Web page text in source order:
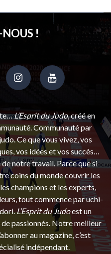
!
L’Esprit du Judo, créé en
Communauté par
Ce que vous vivez, vos
vos idées et vos succès…
notre travail. Parce que si
coins du monde couvrir les
champions et les experts,
tout commence par uchi-
L’Esprit du Judoest un
passionnés. Notre meilleur
au magazine, c’est
indépendant.